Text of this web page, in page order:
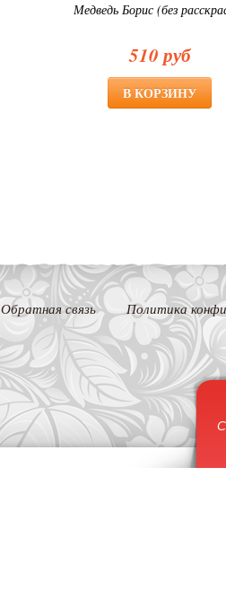
Медведь Борис (без
510 руб
Обратная связь Политика